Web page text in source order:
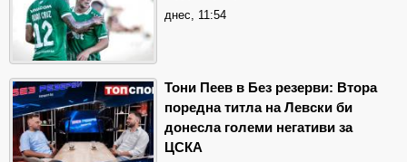
днес, 11:54
Тони Пеев в Без резерви: Втора
поредна титла на Левски би
донесла големи негативи за
ЦСКА